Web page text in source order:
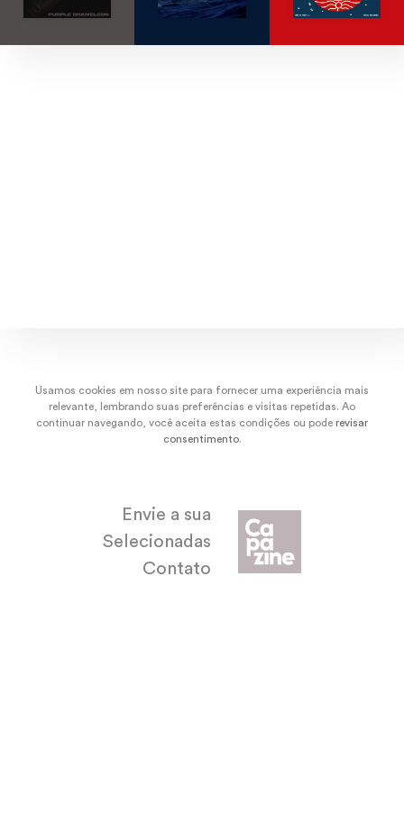
Usamos cookies em nosso site para fornecer uma experiência mais
relevante, lembrando suas preferências e visitas repetidas. Ao
continuar navegando, você aceita estas condições ou pode revisar
consentimento.
Envie a sua
Selecionadas
Contato